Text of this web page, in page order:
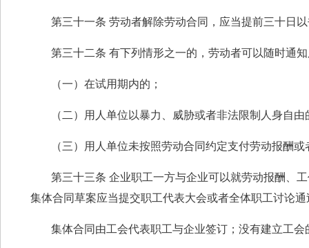
第三十一条 劳动者解除劳动合同，应当提前三十日
第三十二条 有下列情形之一的，劳动者可以随时通
（一）在试用期内的；
（二）用人单位以暴力、威胁或者非法限制人身自
（三）用人单位未按照劳动合同约定支付劳动报酬
第三十三条 企业职工一方与企业可以就劳动报酬、
集体合同草案应当提交职工代表大会或者全体职工讨论通
集体合同由工会代表职工与企业签订；没有建立工